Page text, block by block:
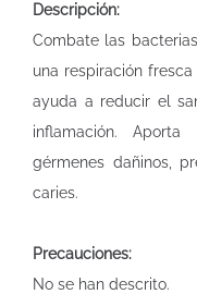
Descripción:
Combate las
una respiración
ayuda a reducir el
inflamación.
gérmenes dañinos,
caries.
Precauciones:
No se han descrito.